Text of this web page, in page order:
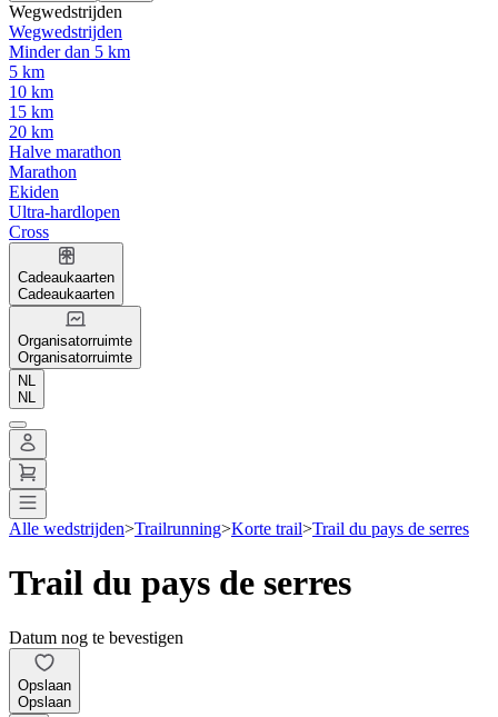
Wegwedstrijden
Wegwedstrijden
Minder dan 5 km
5 km
10 km
15 km
20 km
Halve marathon
Marathon
Ekiden
Ultra-hardlopen
Cross
Cadeaukaarten
Cadeaukaarten
Organisatorruimte
Organisatorruimte
NL
NL
Alle wedstrijden>Trailrunning>Korte trail>Trail du pays de serres
Trail du pays de serres
Datum nog te bevestigen
Opslaan
Opslaan